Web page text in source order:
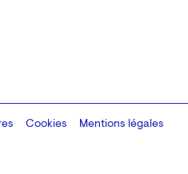
, code:8080.studio
Cookies Mentions légales